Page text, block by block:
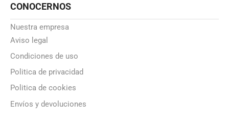
CONOCERNOS
Nuestra empresa
Aviso legal
Condiciones de uso
Politica de privacidad
Politica de cookies
Envíos y devoluciones